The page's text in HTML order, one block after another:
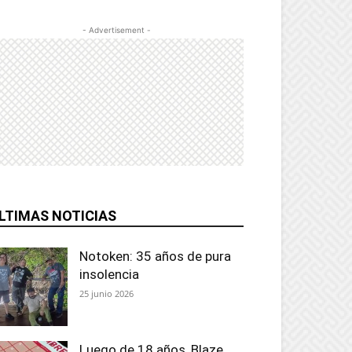
- Advertisement -
NOTICIAS
Notoken: 35 años de pura
insolencia
25 junio 2026